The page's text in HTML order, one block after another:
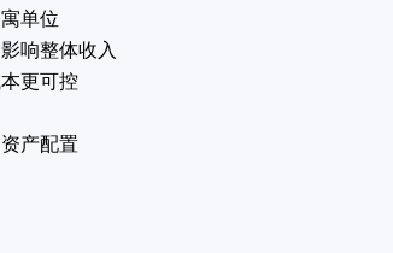
单位
响整体收入
更可控
产配置